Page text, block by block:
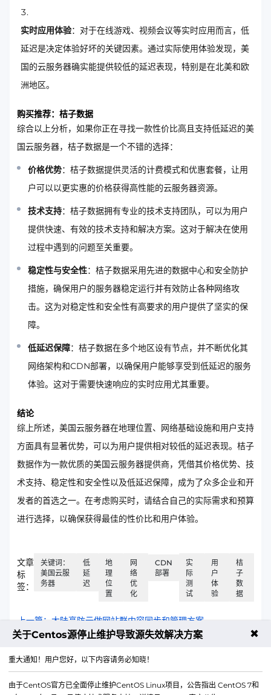
实时应用体验：对于在线游戏、视频会议等实时应用而言，低
延迟是决定体验好坏的关键因素。通过实际使用体验发现，美
国的云服务器确实能提供较低的延迟表现，特别是在北美和欧
洲地区。
购买推荐：桔子数据
综合以上分析，如果你正在寻找一款性价比高且支持低延迟的美
国云服务器，桔子数据是一个不错的选择：
价格优势：桔子数据提供灵活的计费模式和优惠套餐，让用
户可以以更实惠的价格获得高性能的云服务器资源。
技术支持：桔子数据拥有专业的技术支持团队，可以为用户
提供快速、有效的技术支持和解决方案。这对于解决在使用
过程中遇到的问题至关重要。
稳定性与安全性：桔子数据采用先进的数据中心和安全防护
措施，确保用户的服务器稳定运行并有效防止各种网络攻
击。这为对稳定性和安全性有高要求的用户提供了坚实的保
障。
低延迟保障：桔子数据在多个地区设有节点，并不断优化其
网络架构和CDN部署，以确保用户能够享受到低延迟的服务
体验。这对于需要快速响应的实时应用尤其重要。
结论
综上所述，美国云服务器在地理位置、网络基础设施和用户支持
方面具有显著优势，可以为用户提供相对较低的延迟表现。桔子
数据作为一款优质的美国云服务器提供商，凭借其价格优势、技
术支持、稳定性和安全性以及低延迟保障，成为了众多企业和开
发者的首选之一。在考虑购买时，请结合自己的实际需求和预算
进行选择，以确保获得最佳的性价比和用户体验。
文章
标
签：
关键词：
美国云服
务器
低
延
迟
地
理
位
置
网
络
优
化
CDN
部署
实
际
测
试
用
户
体
验
桔
子
数
据
上一篇：大陆高防云做网站群内容同步和管理方案
关于Centos源停止维护导致源失效解决方案 ✖
重大通知！用户您好，以下内容请务必知晓！
由于CentOS官方已全面停止维护CentOS Linux项目，公告指出 CentOS 7和